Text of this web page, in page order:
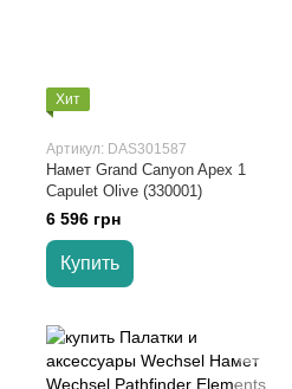
Хит
Артикул: DAS301587
Намет Grand Canyon Apex 1
Capulet Olive (330001)
6 596 грн
Купить